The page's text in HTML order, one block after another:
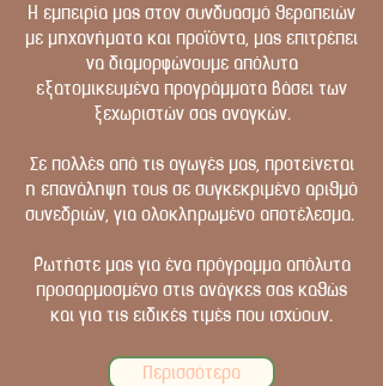
Η εμπειρία μας στον συνδυασμό θεραπειών
με μηχανήματα και προϊόντα, μας επιτρέπει
να διαμορφώνουμε απόλυτα
εξατομικευμένα προγράμματα βάσει των
ξεχωριστών σας αναγκών.
Σε πολλές από τις αγωγές μας, προτείνεται
η επανάληψη τους σε συγκεκριμένο αριθμό
συνεδριών, για ολοκληρωμένο αποτέλεσμα.
Ρωτήστε μας για ένα πρόγραμμα απόλυτα
προσαρμοσμένο στις ανάγκες σας καθώς
και για τις ειδικές τιμές που ισχύουν.
Περισσότερα